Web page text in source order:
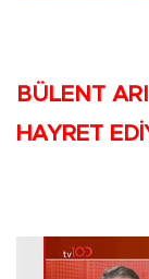
BÜLENT
HAYRET